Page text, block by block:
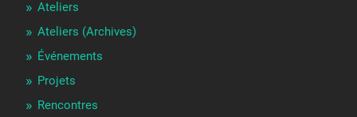
Ateliers
Ateliers (Archives)
Événements
Projets
Rencontres